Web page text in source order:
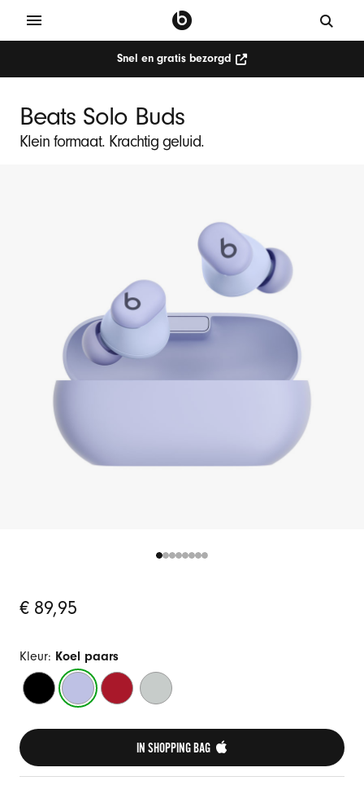
Snel en gratis bezorgd
Beats Solo Buds
Klein formaat. Krachtig geluid.
Oorspronkelijke
€ 89,95
Kleur: Koel paars
MatzwartKoel
paars
Transparant
rood
Stormgrijs
IN SHOPPING BAG